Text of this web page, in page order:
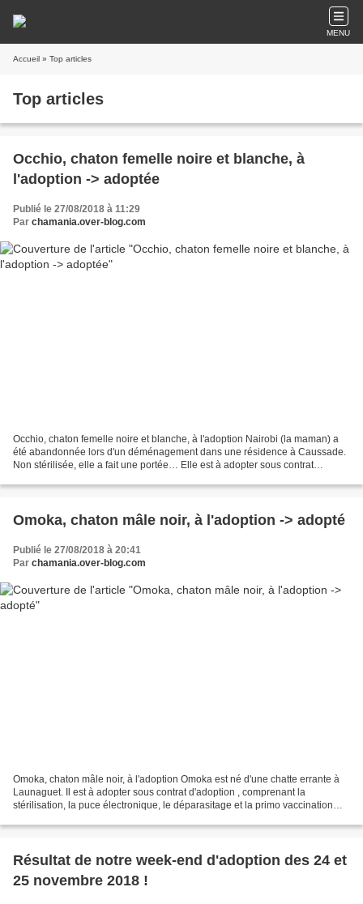
MENU
Accueil » Top articles
Top articles
Occhio, chaton femelle noire et blanche, à
l'adoption -> adoptée
Publié le 27/08/2018 à 11:29
Par chamania.over-blog.com
Occhio, chaton femelle noire et blanche, à l'adoption Nairobi (la maman) a
été abandonnée lors d'un déménagement dans une résidence à Caussade.
Non stérilisée, elle a fait une portée… Elle est à adopter sous contrat
Omoka, chaton mâle noir, à l'adoption -> adopté
Publié le 27/08/2018 à 20:41
Par chamania.over-blog.com
Omoka, chaton mâle noir, à l'adoption Omoka est né d'une chatte errante à
Launaguet. Il est à adopter sous contrat d'adoption , comprenant la
stérilisation, la puce électronique, le déparasitage et la primo vaccination
Résultat de notre week-end d'adoption des 24 et
25 novembre 2018 !